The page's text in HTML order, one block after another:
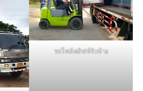
รถโฟล์คลิฟท์รับจ้าง